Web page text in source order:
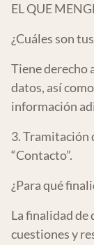
EL QUE
¿Cuáles son
Tiene derecho
datos, así
información
3. Tramitación
“Contacto”.
¿Para qué
La finalidad
cuestiones y